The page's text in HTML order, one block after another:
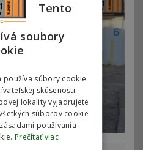
Tento
soubory
používa súbory cookie
skúsenosti.
lokality vyjadrujete
súborov cookie
používania
Prečítať viac